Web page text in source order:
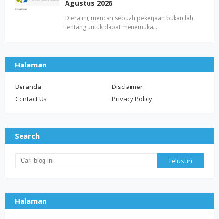
Agustus 2026
Diera ini, mencari sebuah pekerjaan bukan lah
tentang untuk dapat menemuka…
Halaman
Beranda
Disclaimer
Contact Us
Privacy Policy
Search
Halaman